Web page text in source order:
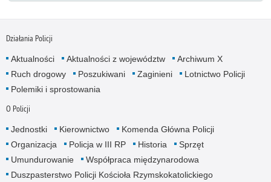
Działania Policji
Aktualności Aktualności z województw
Archiwum X
Ruch drogowy
Poszukiwani Zaginieni
Lotnictwo Policji
Polemiki i sprostowania
O Policji
Jednostki Kierownictwo
Komenda Główna Policji
Organizacja
Policja w III RP Historia
Sprzęt
Umundurowanie
Współpraca międzynarodowa
Duszpasterstwo Policji Kościoła Rzymskokatolickiego